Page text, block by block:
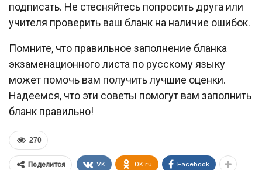
подписать. Не стесняйтесь попросить друга или
учителя проверить ваш бланк на наличие ошибок.
Помните, что правильное заполнение бланка
экзаменационного листа по русскому языку
может помочь вам получить лучшие оценки.
Надеемся, что эти советы помогут вам заполнить
бланк правильно!
270
Поделится VK OK.ru Facebook